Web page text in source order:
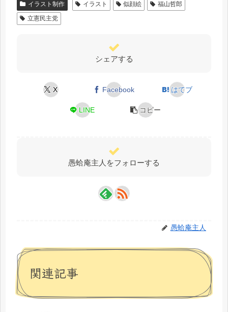
イラスト制作 イラスト 似顔絵
福山哲郎
立憲民主党
シェアする
X Facebook はてブ
LINE コピー
愚蛤庵主人をフォローする
愚蛤庵主人
関連記事